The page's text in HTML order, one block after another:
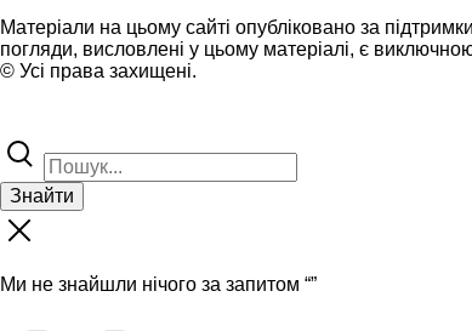
Матеріали на цьому сайті опубліковано за
погляди, висловлені у цьому матеріалі, є
© Усі права захищені.
Знайти
Ми не знайшли нічого за запитом “”